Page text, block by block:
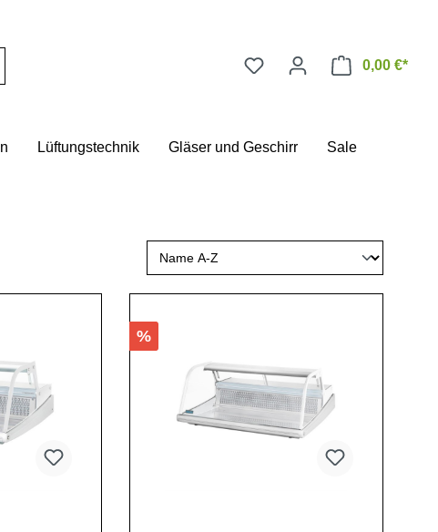
0,00 €*
Lüftungstechnik Gläser und Geschirr Sale
%